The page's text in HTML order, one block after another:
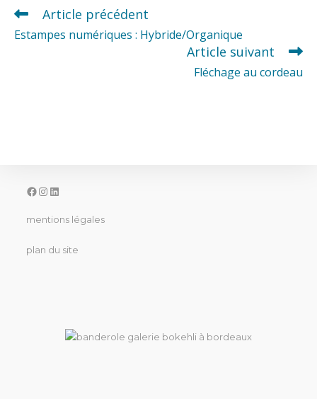
READ
ARTICLES
Article précédent
Estampes numériques : Hybride/Organique
Article suivant
Fléchage au cordeau
facebook
instagram
linkedin
mentions légales
plan du site